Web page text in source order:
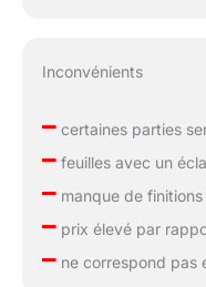
Inconvénients
–certaines parties
–feuilles avec un
–manque de finitions
–prix élevé par
–ne correspond pas